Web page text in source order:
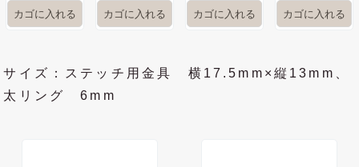
サイズ：ステッチ用金具 横17.5mm×縦13mm、
太リング 6mm